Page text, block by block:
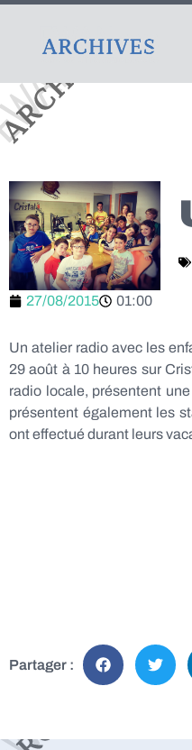
27/08/2015 01:00
Un atelier radio avec les
29 août à 10 heures sur
radio locale, présentent
présentent également les
ont effectué durant leurs
Partager :